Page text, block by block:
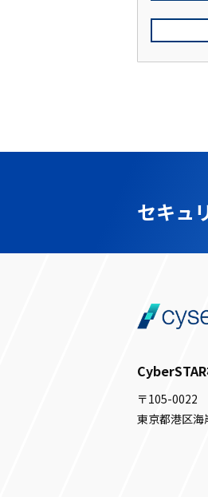
セキュ
〒105-0022
東京都港区